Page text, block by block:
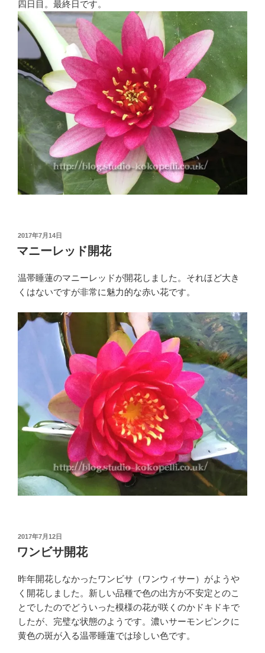
四日目。最終日です。
投
日:
2017年7月14日
マニーレッド開花
温帯睡蓮のマニーレッドが開花しました。それほど大き
くはないですが非常に魅力的な赤い花です。
投
稿
日:
2017年7月12日
ワンビサ開花
昨年開花しなかったワンビサ（ワンウィサー）がようや
く開花しました。新しい品種で色の出方が不安定とのこ
とでしたのでどういった模様の花が咲くのかドキドキで
したが、完璧な状態のようです。濃いサーモンピンクに
黄色の斑が入る温帯睡蓮では珍しい色です。